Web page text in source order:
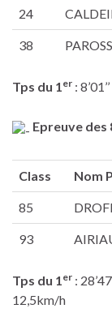
24
38
Tps du 1er :
Epreuve des
Class Nom
85
93
Tps du 1er :
12,5km/h